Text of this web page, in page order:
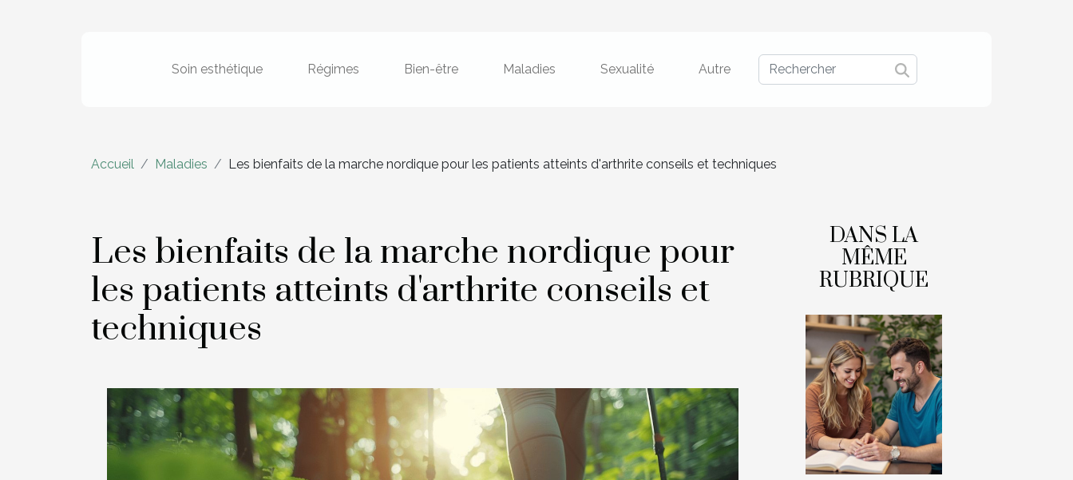
Soin esthétique Régimes Bien-être Maladies Sexualité Autre
Accueil Maladies Les bienfaits de la marche nordique pour les patients atteints d'arthrite conseils et techniques
Les bienfaits de la marche nordique pour
les patients atteints d'arthrite conseils et
techniques
DANS LA
MÊME
RUBRIQUE